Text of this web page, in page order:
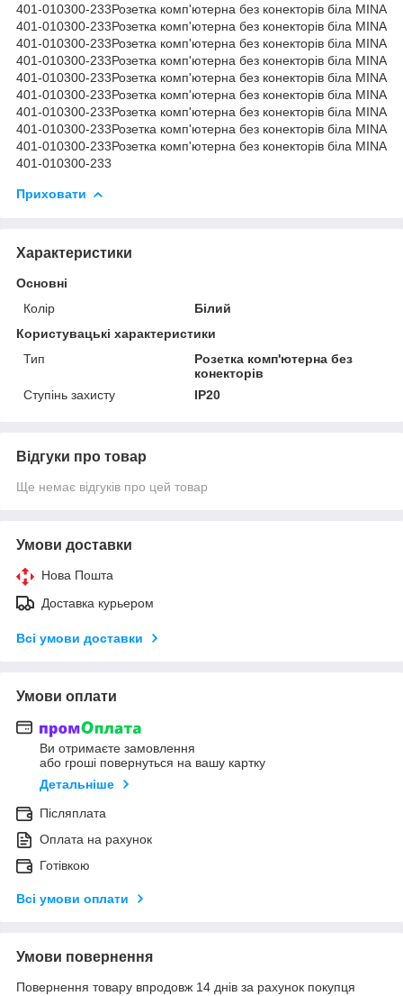
401-010300-233Розетка комп'ютерна без конекторів біла MINA
401-010300-233Розетка комп'ютерна без конекторів біла MINA
401-010300-233Розетка комп'ютерна без конекторів біла MINA
401-010300-233Розетка комп'ютерна без конекторів біла MINA
401-010300-233Розетка комп'ютерна без конекторів біла MINA
401-010300-233Розетка комп'ютерна без конекторів біла MINA
401-010300-233Розетка комп'ютерна без конекторів біла MINA
401-010300-233Розетка комп'ютерна без конекторів біла MINA
401-010300-233Розетка комп'ютерна без конекторів біла MINA
401-010300-233
Приховати
Характеристики
Основні
Колір
Білий
Користувацькі характеристики
Тип
Розетка комп'ютерна без
конекторів
Ступінь захисту
IP20
Відгуки про товар
Ще немає відгуків про цей товар
Умови доставки
Нова Пошта
Доставка курьером
Всі умови доставки
Умови оплати
Ви отримаєте замовлення
або гроші повернуться на вашу картку
Детальніше
Післяплата
Оплата на рахунок
Готівкою
Всі умови оплати
Умови повернення
Повернення товару впродовж 14 днів за рахунок покупця